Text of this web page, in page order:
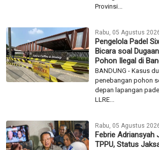
Provinsi...
Rabu, 05 Agustus
Pengelola Padel
Bicara soal
Pohon Ilegal di
BANDUNG - Kasus
penebangan pohon
depan lapangan
LLRE...
Rabu, 05 Agustus
Febrie Adriansyah
TPPU, Status